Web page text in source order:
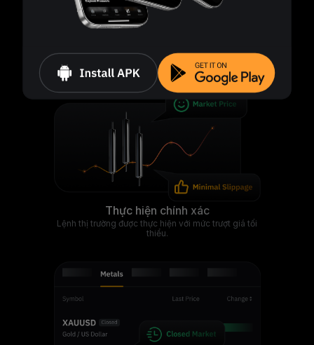
Mỗi vị thế được quản lý riêng, ngay cả đối với cùng
một tài sản.
Thực hiện chính xác
Lệnh thị trường được thực hiện với mức trượt giá tối
thiểu.